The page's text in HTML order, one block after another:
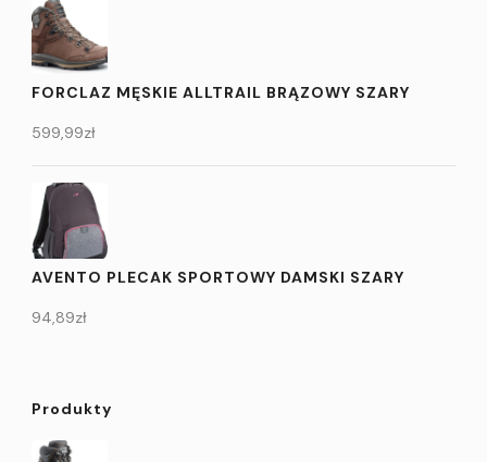
FORCLAZ MĘSKIE ALLTRAIL BRĄZOWY SZARY
599,99zł
AVENTO PLECAK SPORTOWY DAMSKI SZARY
94,89zł
Produkty